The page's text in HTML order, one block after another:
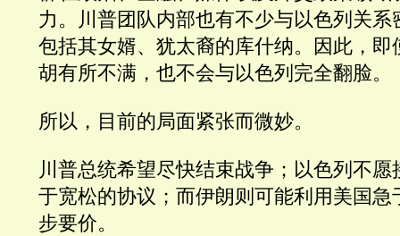
力。川普团队内部也有不少与以色列关系
包括其女婿、犹太裔的库什纳。因此，即
胡有所不满，也不会与以色列完全翻脸。
所以，目前的局面紧张而微妙。
川普总统希望尽快结束战争；以色列不
于宽松的协议；而伊朗则可能利用美国急
步要价。